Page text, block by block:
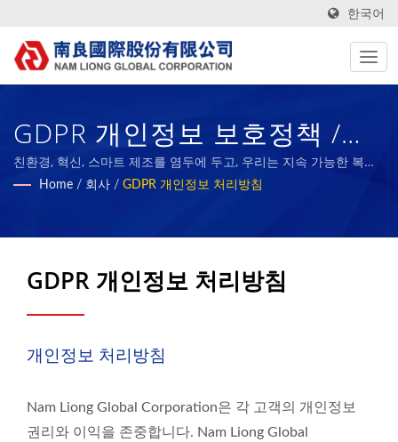
한국어
GDPR 개인정보 보호정책 /
1972년부터 고급 기술, 기능
료 제조업체 | Nam Liong
친환경, 혁신, 스마트 제조를 염두에 두고, 우리는 지속 가능한 복합
재료 산업의 기준이 되고, 우리의 성과를 직원들과 사회와 공유하는
Home / 회사 / GDPR 개인정보 처리방침
GDPR 개인정보 처리방침
개인정보 처리방침
Nam Liong Global Corporation은 각 고객의 개인정보
권리와 이익을 존중합니다. Nam Liong Global